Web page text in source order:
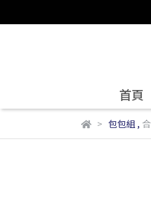
首頁
包包組,